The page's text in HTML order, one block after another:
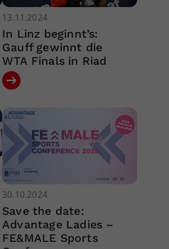
13.11.2024
In Linz beginnt’s:
Gauff gewinnt die
WTA Finals in Riad
30.10.2024
Save the date:
Advantage Ladies –
FE&MALE Sports